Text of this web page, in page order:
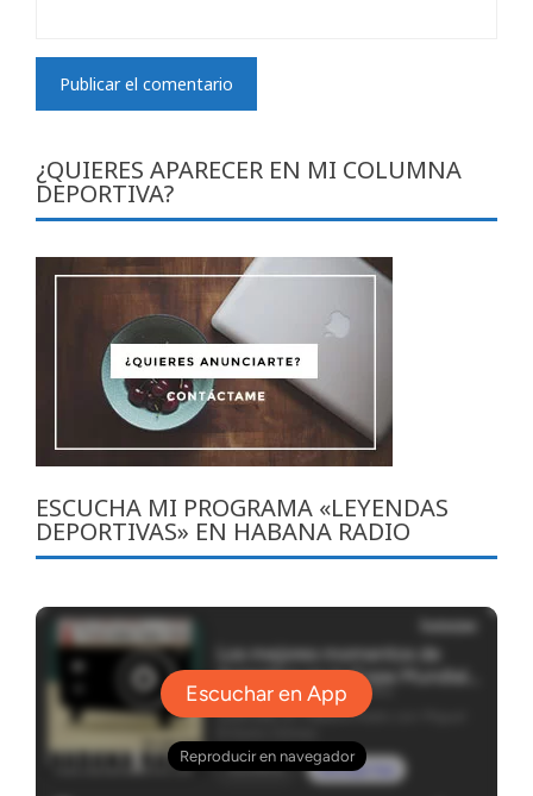
¿QUIERES APARECER EN MI COLUMNA
DEPORTIVA?
ESCUCHA MI PROGRAMA «LEYENDAS
DEPORTIVAS» EN HABANA RADIO